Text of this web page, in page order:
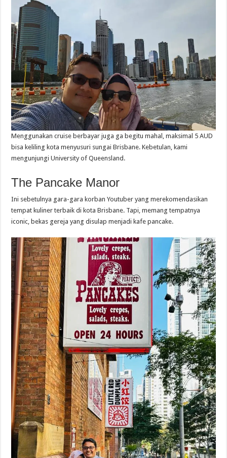
Menggunakan cruise berbayar juga ga begitu mahal, maksimal 5 AUD
bisa keliling kota menyusuri sungai Brisbane. Kebetulan, kami
mengunjungi University of Queensland.
The Pancake Manor
Ini sebetulnya gara-gara korban Youtuber yang merekomendasikan
tempat kuliner terbaik di kota Brisbane. Tapi, memang tempatnya
iconic, bekas gereja yang disulap menjadi kafe pancake.